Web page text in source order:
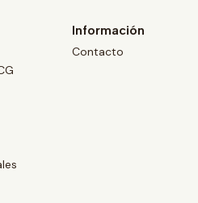
Información
Contacto